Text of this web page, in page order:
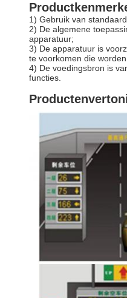
1) Gebruik van
2) De algemene
apparatuur;
3) De apparatuur is
te voorkomen die
4) De voedingsbron is
functies.